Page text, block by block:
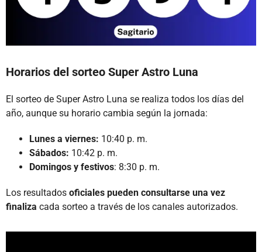
Horarios del sorteo Super Astro Luna
El sorteo de Super Astro Luna se realiza todos los días del
año, aunque su horario cambia según la jornada:
Lunes a viernes: 10:40 p. m.
Sábados: 10:42 p. m.
Domingos y festivos: 8:30 p. m.
Los resultados oficiales pueden consultarse una vez
finaliza cada sorteo a través de los canales autorizados.